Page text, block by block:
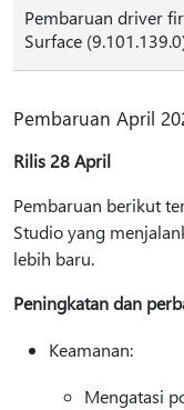
Pembaruan driver
Surface
Pembaruan April
Rilis 28 April
Pembaruan berikut
Studio yang
lebih baru.
Peningkatan dan
Keamanan:
Mengatasi